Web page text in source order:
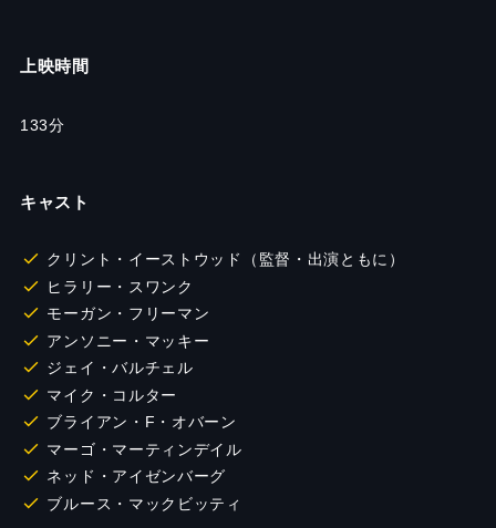
上映時間
133分
キャスト
クリント・イーストウッド（監督・出演ともに）
ヒラリー・スワンク
モーガン・フリーマン
アンソニー・マッキー
ジェイ・バルチェル
マイク・コルター
ブライアン・F・オバーン
マーゴ・マーティンデイル
ネッド・アイゼンバーグ
ブルース・マックビッティ